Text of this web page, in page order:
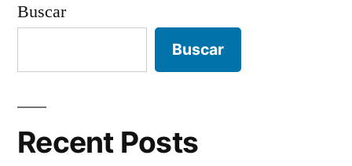
Buscar
Buscar
Recent Posts